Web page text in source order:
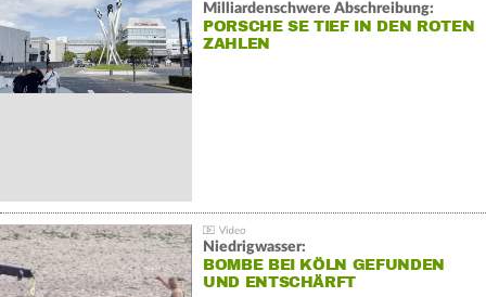
Milliardenschwere Abschreibung:
PORSCHE SE TIEF IN DEN ROTEN
ZAHLEN
Niedrigwasser:
BOMBE BEI KÖLN GEFUNDEN
UND ENTSCHÄRFT